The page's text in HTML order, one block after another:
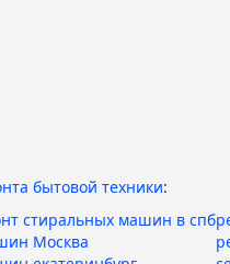
бытовой техники:
стиральных машин в спб
Москва